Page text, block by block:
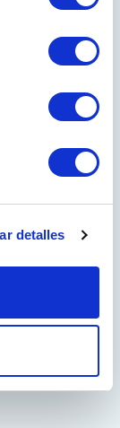
detalles
yet?
Marine Elite
way